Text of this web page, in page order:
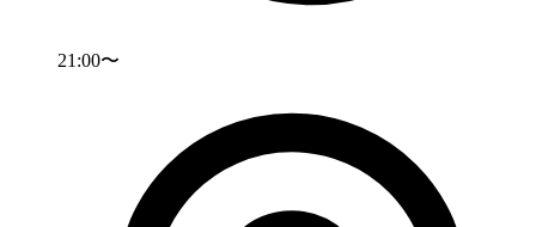
21:00〜